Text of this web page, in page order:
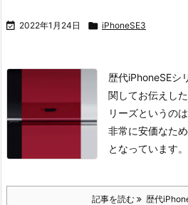
 2022年1月24日  iPhoneSE3
歴代iPhoneSEシ
関してお伝えし
リーズというの
非常に安価なた
となっています。
記事を読む 歴代